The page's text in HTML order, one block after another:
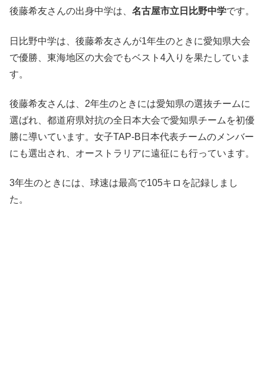
後藤希友さんの出身中学は、 名古屋市立日比野中学です。
日比野中学は、後藤希友さんが1年生のときに愛知県大会
で優勝、東海地区の大会でもベスト4入りを果たしていま
す。
後藤希友さんは、2年生のときには愛知県の選抜チームに
選ばれ、都道府県対抗の全日本大会で愛知県チームを初優
勝に導いています。女子TAP-B日本代表チームのメンバー
にも選出され、オーストラリアに遠征にも行っています。
3年生のときには、球速は最高で105キロを記録しまし
た。